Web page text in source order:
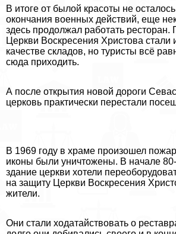
В итоге от былой красоты не
окончания военных действий, еще
здесь продолжал работать
Церкви Воскресения Христова стали
качестве складов, но туристы всё
сюда приходить.
А после открытия новой дороги
церковь пpaктически перестали
В 1969 году в храме произошел
иконы были уничтожены. В начале 80-
здание церкви хотели
на защиту Церкви Воскресения
жители.
Они стали ходатайствовать о